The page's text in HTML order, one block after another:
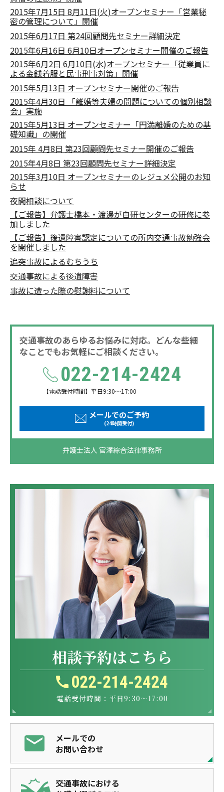
相談予約はこちら
022-214-2424
電話受付時間：平日9:30～17:00
メールでの
お問い合わせ
交通事故における
2015年7月15日 8月11日(火)オープンセミナー「営業秘
密の管理について」開催
2015年6月17日 第24回顧問先セミナー詳細決定
2015年6月16日 6月10日オープンセミナー開催のご報告
2015年6月2日 6月10日(水)オープンセミナー「従業員に
よる金銭着服と民事刑事対策」開催
2015年5月13日 オープンセミナー開催のご報告
2015年4月30日 「離婚等夫婦の問題についての個別相談
会」実施
2015年5月13日 オープンセミナー「円満離婚のための基
礎知識」の開催
2015年 4月8日 第23回顧問先セミナー開催のご報告
2015年4月8日 第23回顧問先セミナー詳細決定
2015年3月10日 オープンセミナーのレジュメ公開のお知
らせ
夜間相談について
【ご報告】弁護士橋本・渡邊が自研センターの研修に参
加しました
【ご報告】後遺障害認定についての所内交通事故勉強会
を開催しました
追突事故によるむちうち
交通事故による後遺障害
事故に遭った際の慰謝料について
交通事故のあらゆるお悩みに対応。どんな些細
なことでもお気軽にご相談ください。
022-214-2424
【電話受付時間】平日9:30～17:00
メールでのご予約
(24時間受付)
弁護士法人 官澤綜合法律事務所